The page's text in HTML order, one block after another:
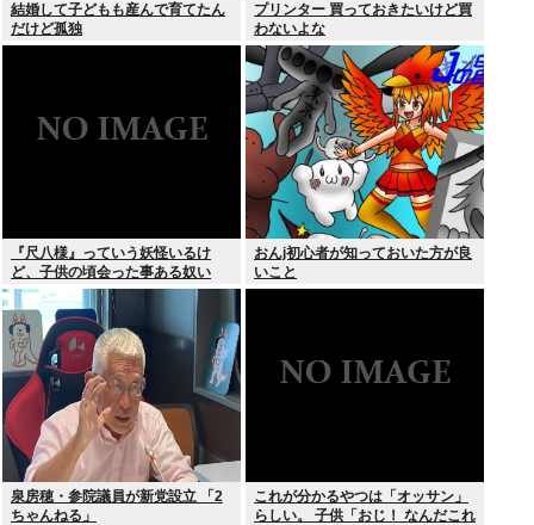
結婚して子どもも産んで育てたん
だけど孤独
プリンター 買っておきたいけど買
わないよな
『尺八様』っていう妖怪いるけ
ど、子供の頃会った事ある奴い
る？？
おんj初心者が知っておいた方が良
いこと
泉房穂・参院議員が新党設立 「2
ちゃんねる」
これが分かるやつは「オッサン」
らしい。 子供「おじ！ なんだこれ